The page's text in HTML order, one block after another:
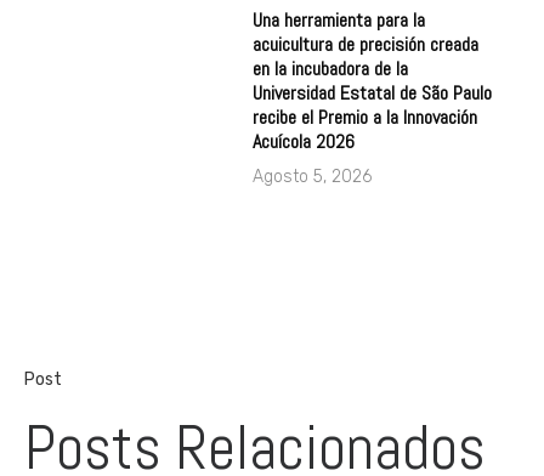
Una herramienta para la
acuicultura de precisión creada
en la incubadora de la
Universidad Estatal de São Paulo
recibe el Premio a la Innovación
Acuícola 2026
Agosto 5, 2026
Post
Posts Relacionados